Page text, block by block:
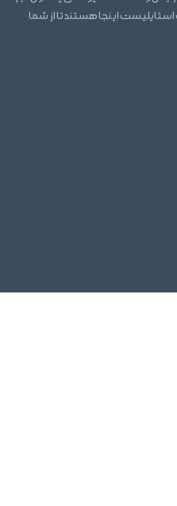
اینجا هستند تا از شما